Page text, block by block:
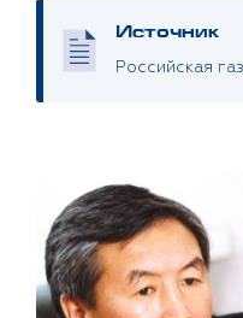
Источник
Российская